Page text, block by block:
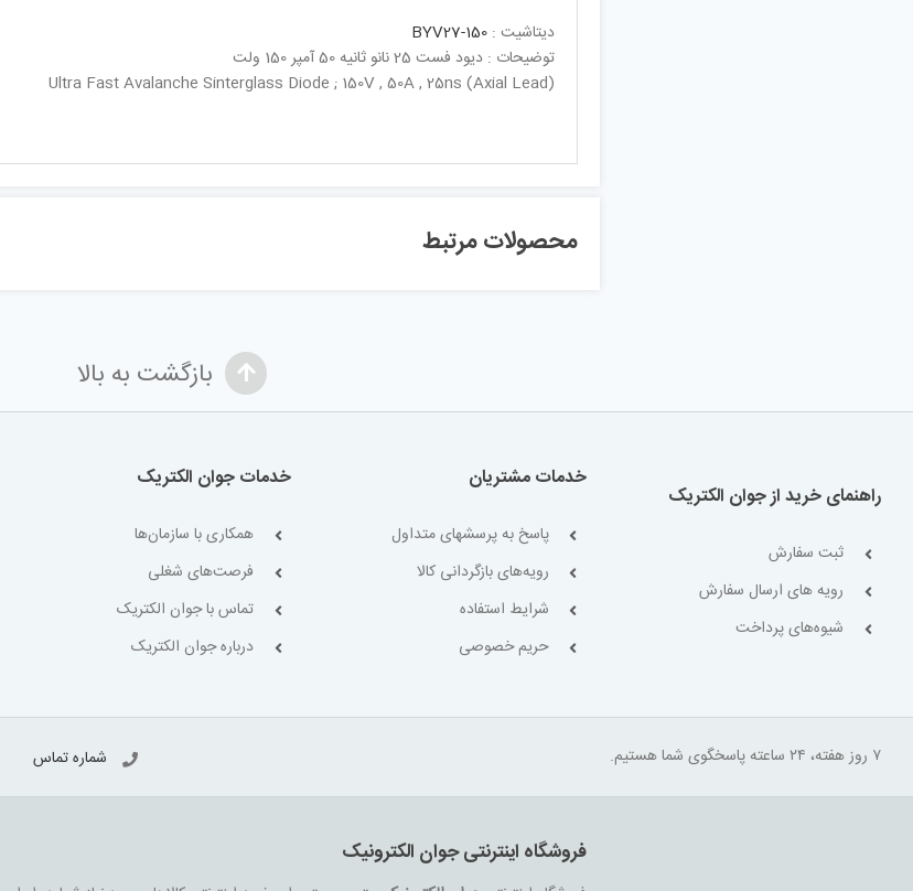
دیتاشیت : BYV27-150
توضیحات : دیود فست 25 نانو ثانیه 50 آمپر 150 ولت
Ultra Fast Avalanche Sinterglass Diode ; 150V , 50A , 25ns (Axial Lead)
محصولات مرتبط
بازگشت به بالا
راهنمای خرید از جوان الکتریک
ثبت سفارش
رویه های ارسال سفارش
شیوه‌های پرداخت
خدمات مشتریان
پاسخ به پرسشهای متداول
رویه‌های بازگردانی کالا
شرایط استفاده
حریم خصوصی
خدمات جوان الکتریک
همکاری با سازمان‌ها
فرصت‌های شغلی
تماس با جوان الکتریک
درباره جوان الکتریک
۷ روز هفته، ۲۴ ساعته پاسخگوی شما هستیم. شماره تماس
فروشگاه اینترنتی جوان الکترونیک